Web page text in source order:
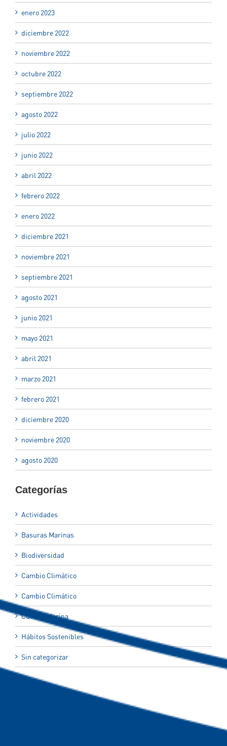
enero 2023
diciembre 2022
noviembre 2022
octubre 2022
septiembre 2022
agosto 2022
julio 2022
junio 2022
abril 2022
febrero 2022
enero 2022
diciembre 2021
noviembre 2021
septiembre 2021
agosto 2021
junio 2021
mayo 2021
abril 2021
marzo 2021
febrero 2021
diciembre 2020
noviembre 2020
agosto 2020
Categorías
Actividades
Basuras Marinas
Biodiversidad
Cambio Climático
Cambio Climático
Cultura Marina
Hábitos Sostenibles
Sin categorizar